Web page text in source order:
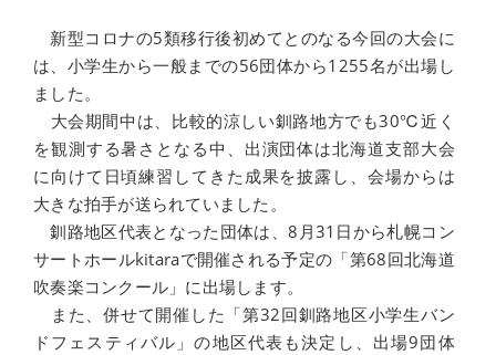
新型コロナの5類移行後初めてとのなる今回の大会に
は、小学生から一般までの56団体から1255名が出場し
ました。
大会期間中は、比較的涼しい釧路地方でも30℃近く
を観測する暑さとなる中、出演団体は北海道支部大会
に向けて日頃練習してきた成果を披露し、会場からは
大きな拍手が送られていました。
釧路地区代表となった団体は、8月31日から札幌コン
サートホールkitaraで開催される予定の「第68回北海道
吹奏楽コンクール」に出場します。
また、併せて開催した「第32回釧路地区小学生バン
ドフェスティバル」の地区代表も決定し、出場9団体